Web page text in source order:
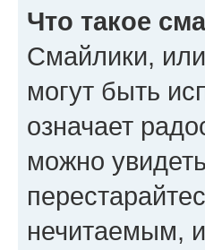
Что такое
Смайлики,
могут быть
означает
можно
нечитаемым,